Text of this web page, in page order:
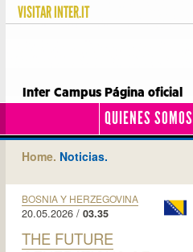
VISITARINTER.IT
Inter Campus Página oficial
QUIENES SOMOS
Home. Noticias.
BOSNIA Y HERZEGOVINA
20.05.2026 / 03.35
THE FUTURE